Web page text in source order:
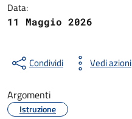
Data:
11 Maggio 2026
Condividi Vedi azioni
Argomenti
Istruzione